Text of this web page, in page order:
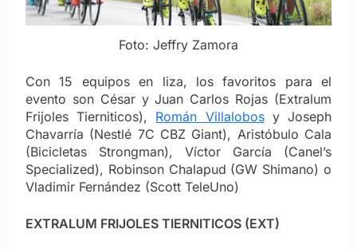
Foto: Jeffry Zamora
Con 15 equipos en liza, los favoritos para el
evento son César y Juan Carlos Rojas (Extralum
Frijoles Tierniticos), Román Villalobosy Joseph
Chavarría (Nestlé 7C CBZ Giant), Aristóbulo Cala
(Bicicletas Strongman), Víctor García (Canel’s
Specialized), Robinson Chalapud (GW Shimano) o
Vladimir Fernández (Scott TeleUno)
EXTRALUM FRIJOLES TIERNITICOS (EXT)